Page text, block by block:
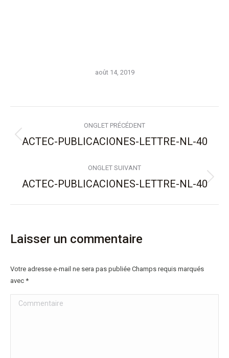
août 14, 2019
de
commentaire
ONGLET PRÉCÉDENT
Onglet
ACTEC-PUBLICACIONES-LETTRE-NL-40
ONGLET SUIVANT
Onglet
ACTEC-PUBLICACIONES-LETTRE-NL-40
Laisser un commentaire
Votre adresse e-mail ne sera pas publiée Champs requis marqués
avec *
Commentaire